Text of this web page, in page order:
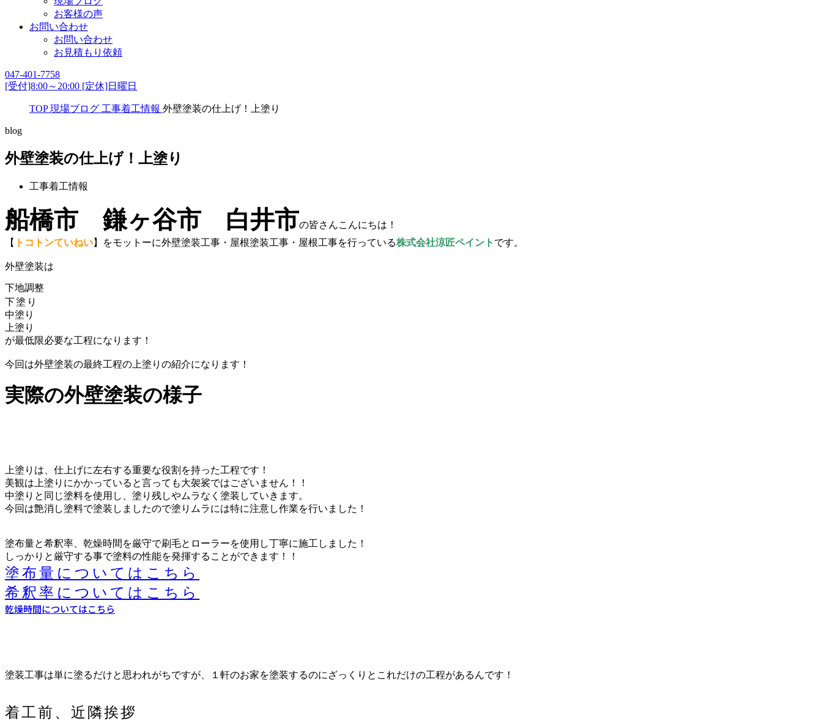
お客様の声
お問い合わせ
お問い合わせ
お見積もり依頼
047-401-7758
[受付]8:00～20:00 [定休]日曜日
TOP 現場ブログ 工事着工情報 外壁塗装の仕上げ！上塗り
blog
外壁塗装の仕上げ！上塗り
工事着工情報
船橋市 鎌ヶ谷市 白井市の皆さんこんにちは！
【 トコトンていねい】をモットーに外壁塗装工事・屋根塗装工事・屋根工事を行っている株式会社涼匠ペイント です。
外壁塗装は
下地調整
下塗り
中塗り
上塗り
が最低限必要な工程になります！
今回は外壁塗装の最終工程の上塗りの紹介になります！
実際の外壁塗装の様子
上塗りは、仕上げに左右する重要な役割を持った工程です！
美観は上塗りにかかっていると言っても大袈裟ではございません！！
中塗りと同じ塗料を使用し、塗り残しやムラなく塗装していきます。
今回は艶消し塗料で塗装しましたので塗りムラには特に注意し作業を行いました！
塗布量と希釈率、乾燥時間を厳守で刷毛とローラーを使用し丁寧に施工しました！
しっかりと厳守する事で塗料の性能を発揮することができます！！
塗布量についてはこちら
希釈率についてはこちら
乾燥時間についてはこちら
塗装工事は単に塗るだけと思われがちですが、１軒のお家を塗装するのにざっくりとこれだけの工程があるんです！
着工前、近隣挨拶